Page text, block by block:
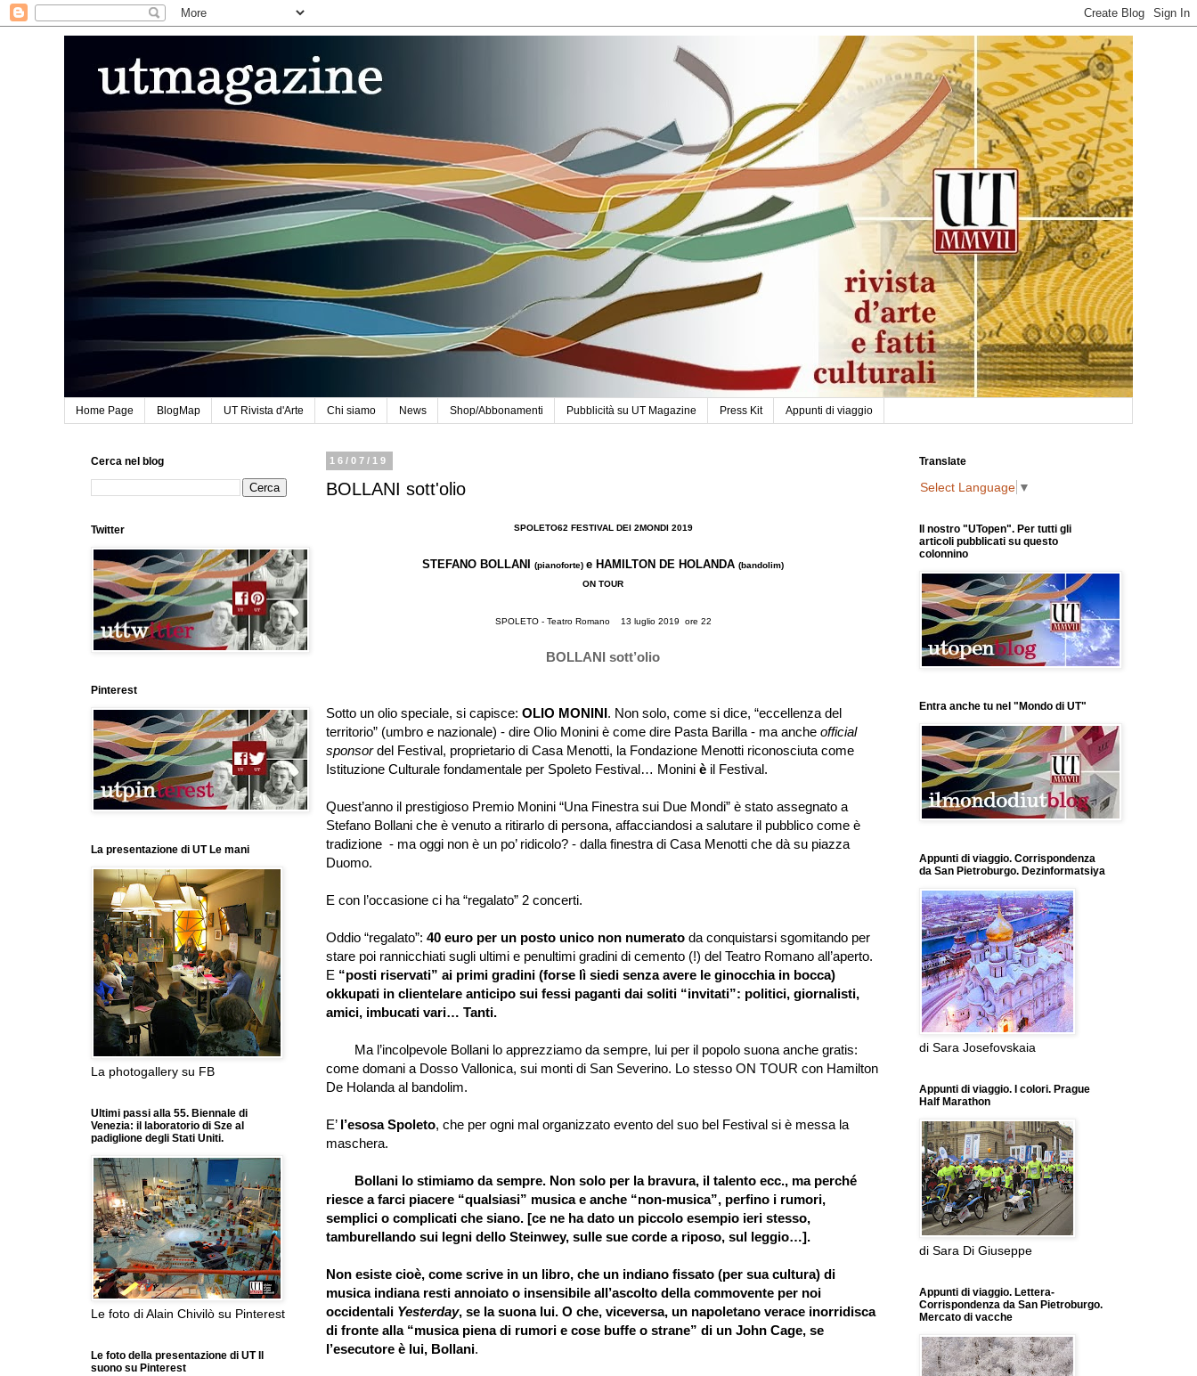
Home Page BlogMap UT Rivista d'Arte Chi siamo News Shop/Abbonamenti Pubblicità su UT Magazine Press Kit Appunti di viaggio
16/07/19
BOLLANI sott'olio
SPOLETO62 FESTIVAL DEI 2MONDI 2019
STEFANO BOLLANI (pianoforte) e HAMILTON DE HOLANDA (bandolim)
ON TOUR
SPOLETO - Teatro Romano 13 luglio 2019 ore 22
BOLLANI sott’olio
Sotto un olio speciale, si capisce: OLIO MONINI. Non solo, come si dice, “eccellenza del
territorio” (umbro e nazionale) - dire Olio Monini è come dire Pasta Barilla - ma anche official
sponsordel Festival, proprietario di Casa Menotti, la Fondazione Menotti riconosciuta come
Istituzione Culturale fondamentale per Spoleto Festival… Monini è il Festival.
Quest’anno il prestigioso Premio Monini “Una Finestra sui Due Mondi” è stato assegnato a
Stefano Bollani che è venuto a ritirarlo di persona, affacciandosi a salutare il pubblico come è
tradizione - ma oggi non è un po’ridicolo? - dalla finestra di Casa Menotti che dà su piazza
Duomo.
E con l’occasione ci ha “regalato” 2 concerti.
Oddio “regalato”: 40 euro per un posto unico non numerato da conquistarsi sgomitando per
stare poi rannicchiati sugli ultimi e penultimi gradini di cemento (!) del Teatro Romano all’aperto.
E “posti riservati” ai primi gradini (forse lì siedi senza avere le ginocchia in bocca)
okkupati in clientelare anticipo sui fessi paganti dai soliti “invitati”: politici, giornalisti,
amici, imbucati vari… Tanti.
Ma l’incolpevole Bollani lo apprezziamo da sempre, lui per il popolo suona anche gratis:
come domani a Dosso Vallonica, sui monti di San Severino. Lo stesso ON TOUR con Hamilton
De Holanda al bandolim.
E’ l’esosa Spoleto, che per ogni mal organizzato evento del suo bel Festival si è messa la
maschera.
Bollani lo stimiamo da sempre. Non solo per la bravura, il talento ecc., ma perché
riesce a farci piacere “qualsiasi” musica e anche “non-musica”, perfino i rumori,
semplici o complicati che siano. [ce ne ha dato un piccolo esempio ieri stesso,
tamburellando sui legni dello Steinwey, sulle sue corde a riposo, sul leggio…].
Non esiste cioè, come scrive in un libro, che un indiano fissato (per sua cultura) di
musica indiana resti annoiato o insensibile all’ascolto della commovente per noi
occidentali Yesterday, se la suona lui. O che, viceversa, un napoletano verace inorridisca
di fronte alla “musica piena di rumori e cose buffe o strane” di un John Cage, se
l’esecutore è lui, Bollani.
Cerca nel blog
Twitter
Pinterest
La presentazione di UT Le mani
La photogallery su FB
Ultimi passi alla 55. Biennale di
Venezia: il laboratorio di Sze al
padiglione degli Stati Uniti.
Le foto di Alain Chivilò su Pinterest
Le foto della presentazione di UT Il
suono su Pinterest
Translate
Select Language ▼
Il nostro "UTopen". Per tutti gli
articoli pubblicati su questo
colonnino
Entra anche tu nel "Mondo di UT"
Appunti di viaggio. Corrispondenza
da San Pietroburgo. Dezinformatsiya
di Sara Josefovskaia
Appunti di viaggio. I colori. Prague
Half Marathon
di Sara Di Giuseppe
Appunti di viaggio. Lettera-
Corrispondenza da San Pietroburgo.
Mercato di vacche